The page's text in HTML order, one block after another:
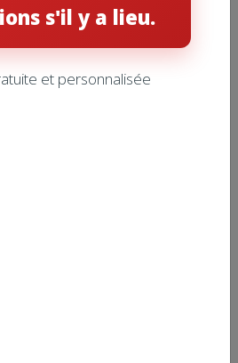
s'il y a lieu.
et personnalisée